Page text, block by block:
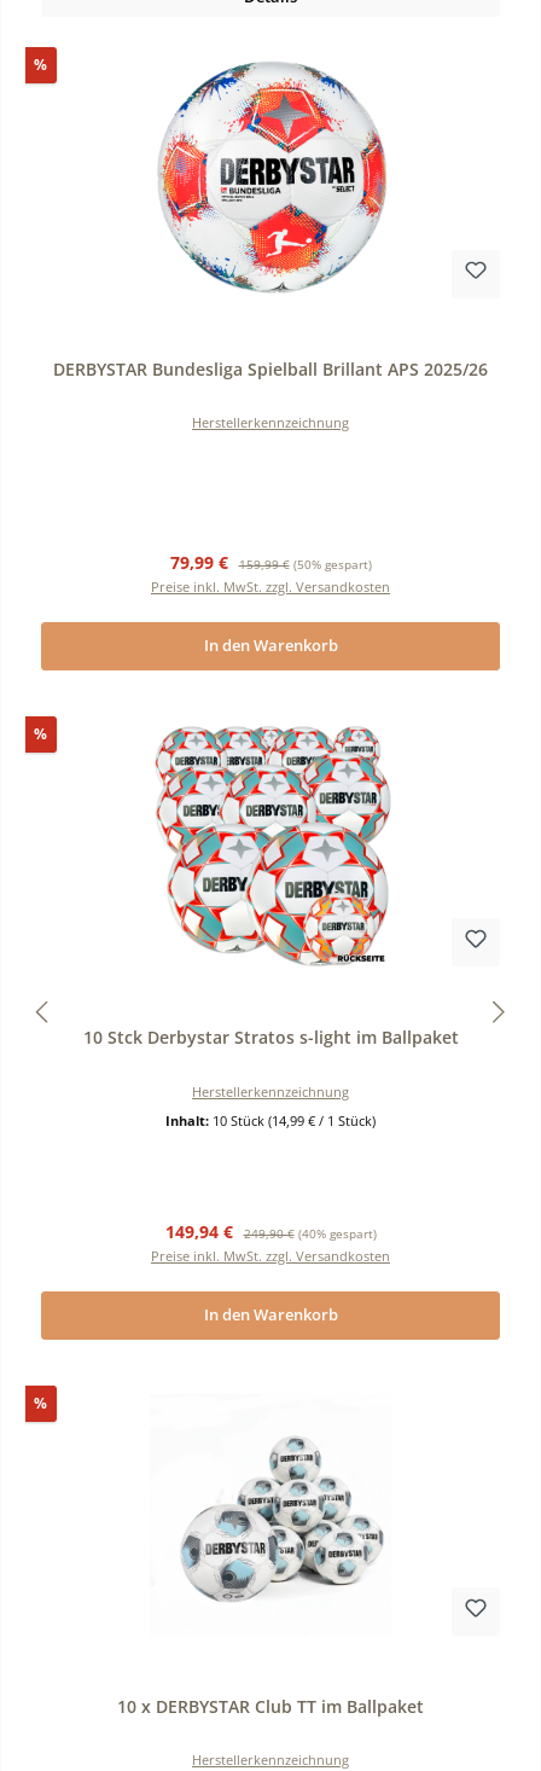
%Rabatt
DERBYSTAR Bundesliga Spielball Brillant APS 2025/26
Herstellerkennzeichnung
Verkaufspreis:
79,99 € Regulärer Preis:
159,99 € (50% gespart)
Preise inkl. MwSt. zzgl. Versandkosten
In den Warenkorb
%Rabatt
Durchschnittliche Bewertung von 0 von 5 Sternen
10 Stck Derbystar Stratos s-light im Ballpaket
Herstellerkennzeichnung
Inhalt: 10 Stück (14,99 € / 1 Stück)
Verkaufspreis:
149,94 € Regulärer Preis:
249,90 € (40% gespart)
Preise inkl. MwSt. zzgl. Versandkosten
In den Warenkorb
%Rabatt
10 x DERBYSTAR Club TT im Ballpaket
Herstellerkennzeichnung